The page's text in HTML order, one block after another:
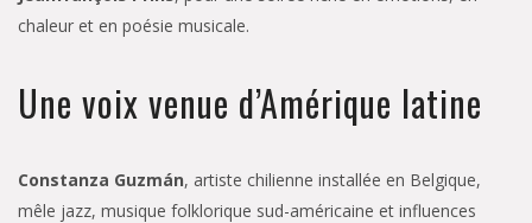
chaleur et en poésie musicale.
Une voix venue d’Amérique latine
Constanza Guzmán, artiste chilienne installée en Belgique,
mêle jazz, musique folklorique sud-américaine et influences